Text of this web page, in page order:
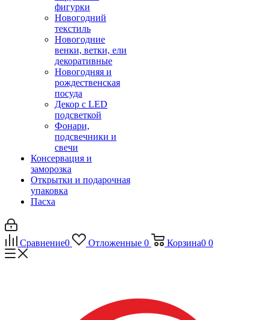
фигурки
Новогодний
текстиль
Новогодние
венки, ветки, ели
декоративные
Новогодняя и
рождественская
посуда
Декор с LED
подсветкой
Фонари,
подсвечники и
свечи
Консервация и
заморозка
Открытки и подарочная
упаковка
Пасха
Сравнение0 Отложенные 0 Корзина0 0